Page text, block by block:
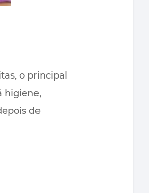
o principal
higiene,
de